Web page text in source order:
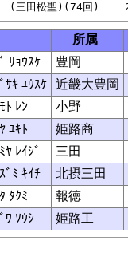
所属
ﾘｮｳｽｹ 豊岡
ｻｷ ﾕｳｽｹ 近畿大豊岡
ﾄ ﾚﾝ 小野
ﾕｷﾄ 姫路商
ﾔ ﾚｲｼﾞ 三田
ﾞﾐ ｷｲﾁ 北摂三田
ﾀｸﾐ 報徳
ﾜ ｿｳｼ 姫路工